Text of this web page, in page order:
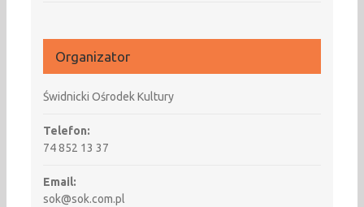
Organizator
Świdnicki Ośrodek Kultury
Telefon:
74 852 13 37
Email:
sok@sok.com.pl